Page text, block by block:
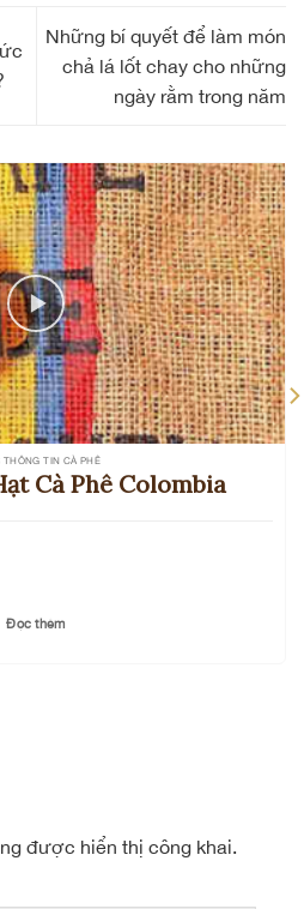
Những bí quyết để làm món
chả lá lốt chay cho những
ngày rằm trong năm
THÔNG TIN CÀ PHÊ
Cà Phê Colombia
Đọc thêm
được hiển thị công khai.